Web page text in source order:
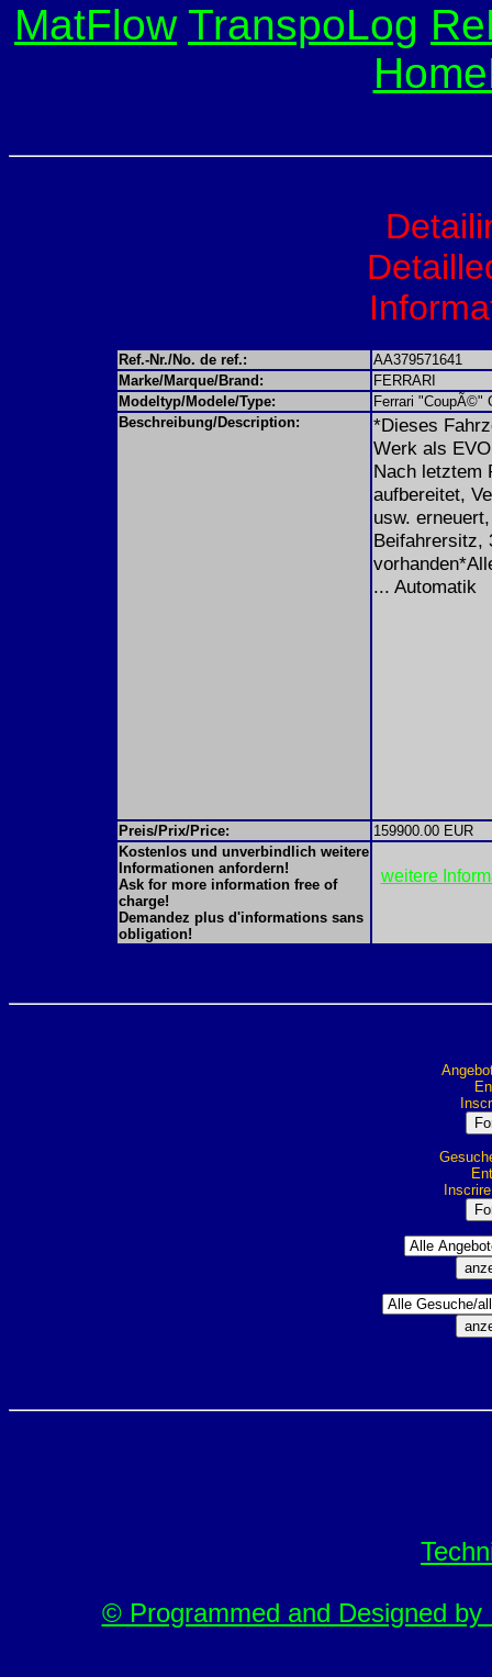
MatFlow TranspoLog
Ref.-Nr./No. de ref.:
AA379571641
Marke/Marque/Brand:
FERRARI
Modeltyp/Modele/Type:
Ferrari "CoupÃ©"
Beschreibung/Description:
*Dieses
Werk als
Nach letztem
aufbereitet,
usw.
Beifahrersitz,
... Automatik
Preis/Prix/Price:
159900.00 EUR
Kostenlos und unverbindlich weitere
Informationen anfordern!
Ask for more information free of
charge!
Demandez plus d'informations sans
obligation!
weitere
© Programmed and Designed